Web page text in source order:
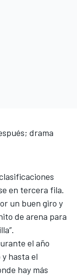
drama
en tercera fila.
un buen giro y
de arena para
el año
hasta el
hay más